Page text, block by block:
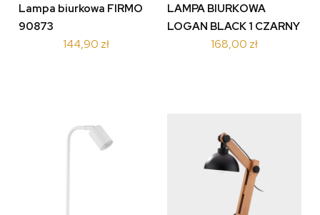
Lampa biurkowa FIRMO
90873
144,90 zł
LAMPA BIURKOWA
LOGAN BLACK 1 CZARNY
168,00 zł